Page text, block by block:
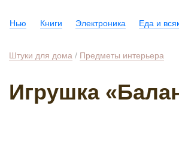
Нью Книги Электроника Еда и
Штуки для дома / Предметы интерьера
Игрушка